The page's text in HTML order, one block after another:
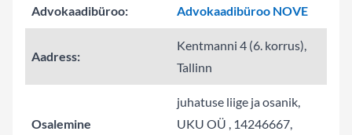
Advokaadibüroo: Advokaadibüroo NOVE
Aadress:
Kentmanni 4 (6. korrus),
Tallinn
Osalemine
juhatuse liige ja osanik,
UKU OÜ , 14246667,